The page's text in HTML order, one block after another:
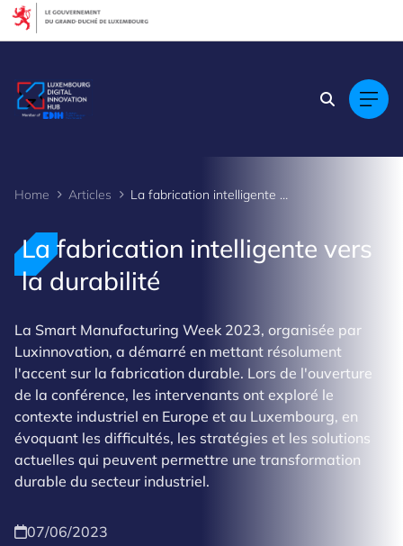
Home Articles La fabrication intelligente vers la durabilité
La fabrication intelligente vers
la durabilité
La Smart Manufacturing Week 2023, organisée par
Luxinnovation, a démarré en mettant résolument
l'accent sur la fabrication durable. Lors de l'ouverture
de la conférence, les intervenants ont exploré le
contexte industriel en Europe et au Luxembourg, en
évoquant les difficultés, les stratégies et les solutions
actuelles qui peuvent permettre une transformation
durable du secteur industriel.
07/06/2023
Cookies management panel